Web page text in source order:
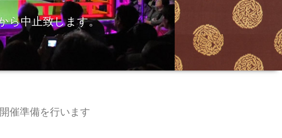
ら中止致します。
催準備を行います